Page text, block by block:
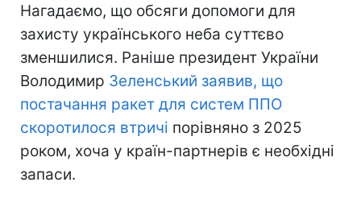
Нагадаємо, що обсяги допомоги для
захисту українського неба суттєво
зменшилися. Раніше президент України
Володимир Зеленський заявив, що
постачання ракет для систем ППО
скоротилося втричі порівняно з 2025
роком, хоча у країн-партнерів є необхідні
запаси.